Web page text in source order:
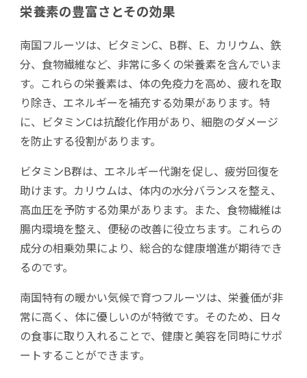
栄養素の豊富さとその効果
南国フルーツは、ビタミンC、B群、E、カリウム、鉄
分、食物繊維など、非常に多くの栄養素を含んでいま
す。これらの栄養素は、体の免疫力を高め、疲れを取
り除き、エネルギーを補充する効果があります。特
に、ビタミンCは抗酸化作用があり、細胞のダメージ
を防止する役割があります。
ビタミンB群は、エネルギー代謝を促し、疲労回復を
助けます。カリウムは、体内の水分バランスを整え、
高血圧を予防する効果があります。また、食物繊維は
腸内環境を整え、便秘の改善に役立ちます。これらの
成分の相乗効果により、総合的な健康増進が期待でき
るのです。
南国特有の暖かい気候で育つフルーツは、栄養価が非
常に高く、体に優しいのが特徴です。そのため、日々
の食事に取り入れることで、健康と美容を同時にサポ
ートすることができます。